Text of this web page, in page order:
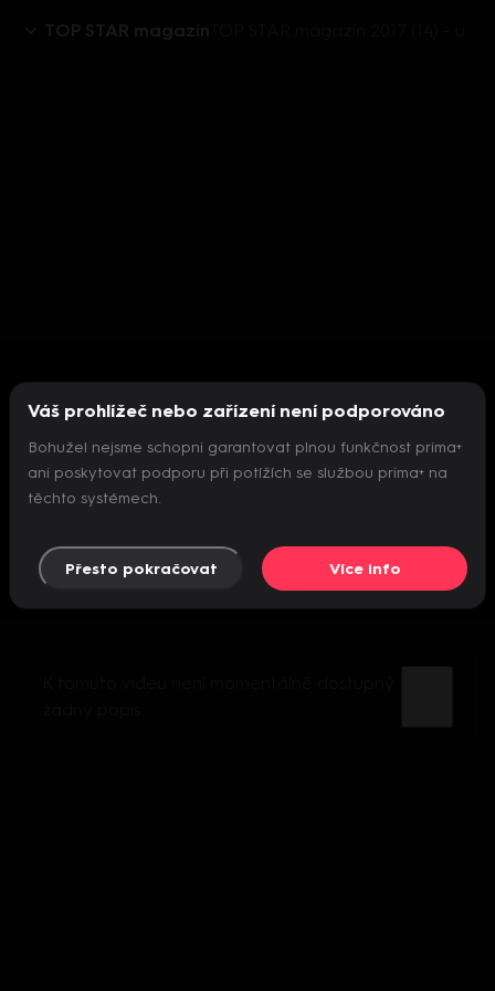
TOP STAR magazín
Nepodařilo se inicializovat přehrávač
Váš prohlížeč nebo zařízení není podporováno
Bohužel nejsme schopni garantovat plnou funkčnost prima+
ani poskytovat podporu při potížích se službou prima+ na
těchto systémech.
Přesto pokračovat Více info